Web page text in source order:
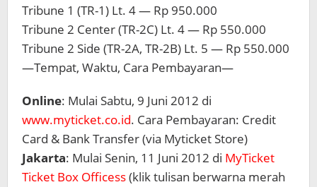
Tribune 1 (TR-1) Lt. 4 — Rp 950.000
Tribune 2 Center (TR-2C) Lt. 4 — Rp 550.000
Tribune 2 Side (TR-2A, TR-2B) Lt. 5 — Rp 550.000
—Tempat, Waktu, Cara Pembayaran—
Online: Mulai Sabtu, 9 Juni 2012 di
www.myticket.co.id. Cara Pembayaran: Credit
Card & Bank Transfer (via Myticket Store)
Jakarta: Mulai Senin, 11 Juni 2012 di MyTicket
Ticket Box Officess(klik tulisan berwarna merah